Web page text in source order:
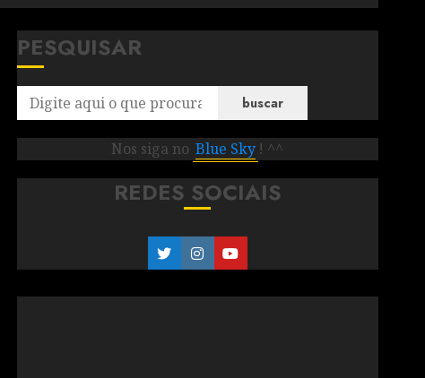
PESQUISAR
buscar
Nos siga no Blue Sky ! ^^
REDES SOCIAIS